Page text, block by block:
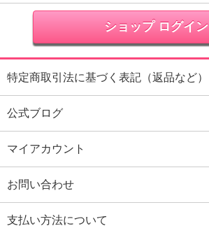
ショップ ログイン
特定商取引法に基づく表記（返品など）
公式ブログ
マイアカウント
お問い合わせ
支払い方法について